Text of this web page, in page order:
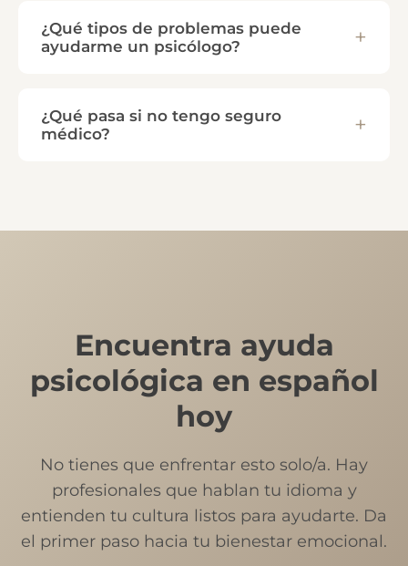
¿Qué tipos de problemas puede
ayudarme un psicólogo?
¿Qué pasa si no tengo seguro
médico?
Encuentra ayuda
psicológica en español
hoy
No tienes que enfrentar esto solo/a. Hay
profesionales que hablan tu idioma y
entienden tu cultura listos para ayudarte. Da
el primer paso hacia tu bienestar emocional.